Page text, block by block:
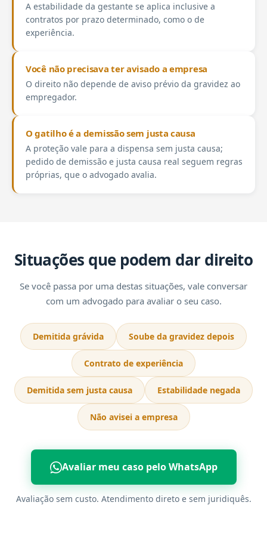
A estabilidade da gestante se aplica inclusive a
contratos por prazo determinado, como o de
experiência.
Você não precisava ter avisado a empresa
O direito não depende de aviso prévio da gravidez ao
empregador.
O gatilho é a demissão sem justa causa
A proteção vale para a dispensa sem justa causa;
pedido de demissão e justa causa real seguem regras
próprias, que o advogado avalia.
Situações que podem dar direito
Se você passa por uma destas situações, vale conversar
com um advogado para avaliar o seu caso.
Demitida grávida Soube da gravidez depois
Contrato de experiência
Demitida sem justa causa Estabilidade negada
Não avisei a empresa
Avaliar meu caso pelo WhatsApp
Avaliação sem custo. Atendimento direto e sem juridiquês.